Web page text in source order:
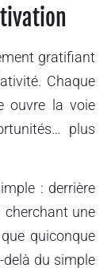
gratifiant
Chaque
ouvre la voie
plus
: derrière
cherchant une
quiconque
du simple